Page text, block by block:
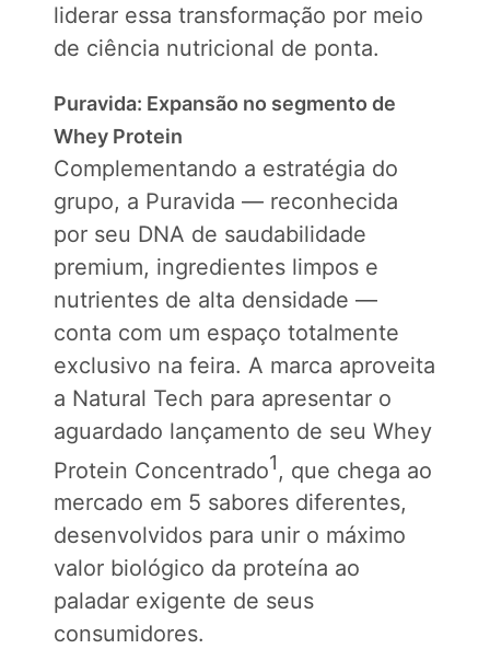
liderar essa transformação por meio
de ciência nutricional de ponta.
Puravida: Expansão no segmento de
Whey Protein
Complementando a estratégia do
grupo, a Puravida — reconhecida
por seu DNA de saudabilidade
premium, ingredientes limpos e
nutrientes de alta densidade —
conta com um espaço totalmente
exclusivo na feira. A marca aproveita
a Natural Tech para apresentar o
aguardado lançamento de seu Whey
Protein Concentrado1, que chega ao
mercado em 5 sabores diferentes,
desenvolvidos para unir o máximo
valor biológico da proteína ao
paladar exigente de seus
consumidores.